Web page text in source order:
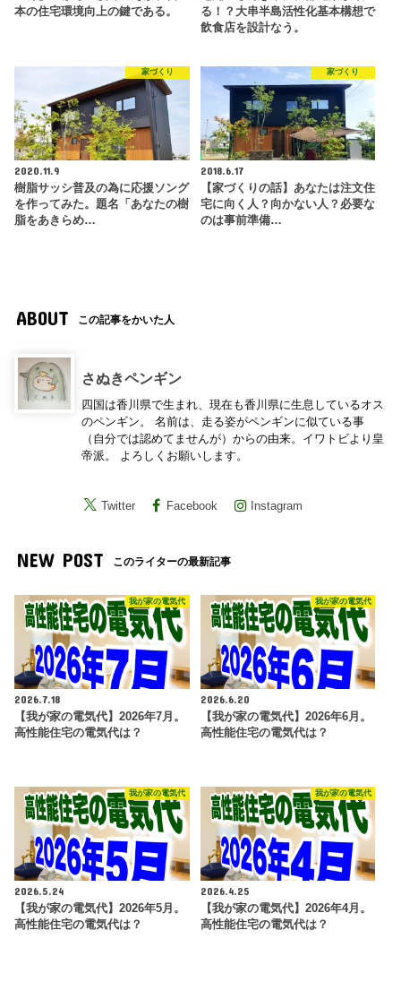
本の住宅環境向上の鍵である。
る！？大串半島活性化基本構想で
飲食店を設計なう。
家づくり
2020.11.9
樹脂サッシ普及の為に応援ソング
を作ってみた。題名「あなたの樹
脂をあきらめ…
家づくり
2018.6.17
【家づくりの話】あなたは注文住
宅に向く人？向かない人？必要な
のは事前準備…
ABOUT この記事をかいた人
さぬきペンギン
四国は香川県で生まれ、現在も香川県に生息しているオス
のペンギン。 名前は、走る姿がペンギンに似ている事
（自分では認めてませんが）からの由来。イワトビより皇
帝派。 よろしくお願いします。
Twitter Facebook Instagram
NEW POST このライターの最新記事
我が家の電気代
2026.7.18
【我が家の電気代】2026年7月。
高性能住宅の電気代は？
我が家の電気代
2026.6.20
【我が家の電気代】2026年6月。
高性能住宅の電気代は？
我が家の電気代
2026.5.24
【我が家の電気代】2026年5月。
高性能住宅の電気代は？
我が家の電気代
2026.4.25
【我が家の電気代】2026年4月。
高性能住宅の電気代は？